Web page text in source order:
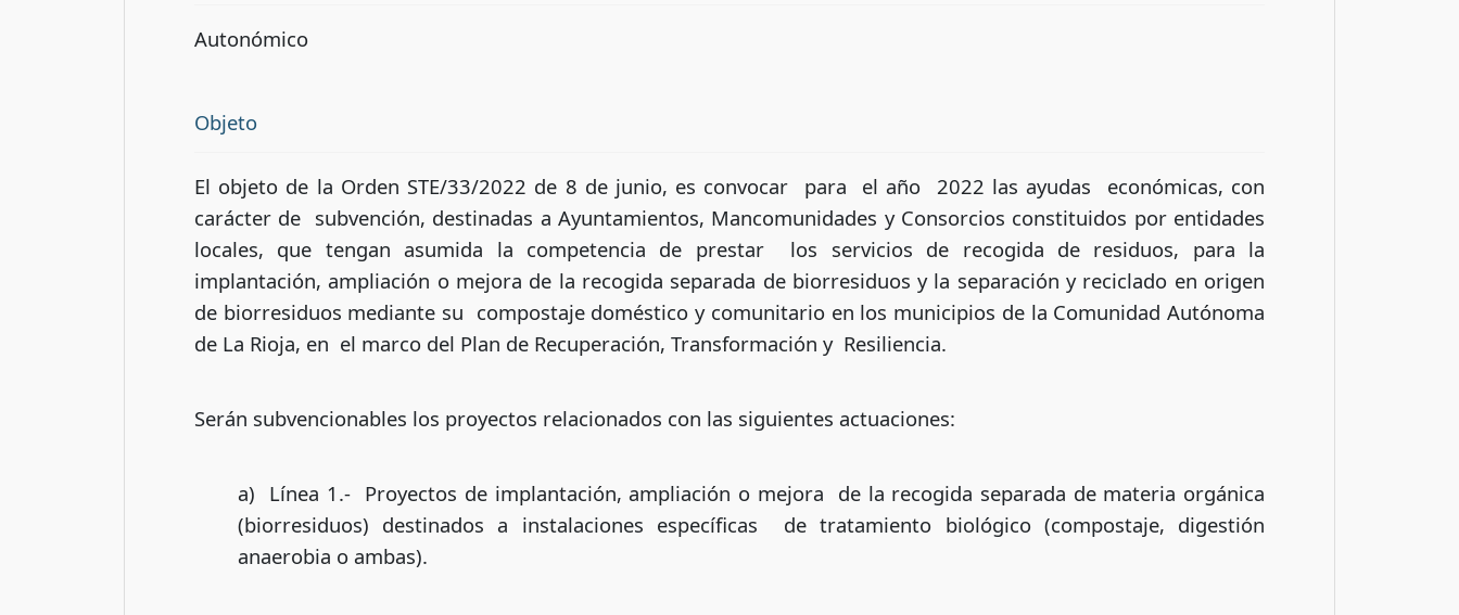
Autonómico
Objeto
El objeto de la Orden STE/33/2022 de 8 de junio, es convocar para el año 2022 las ayudas económicas, con
carácter de subvención, destinadas a Ayuntamientos, Mancomunidades y Consorcios constituidos por entidades
locales, que tengan asumida la competencia de prestar los servicios de recogida de residuos, para la
implantación, ampliación o mejora de la recogida separada de biorresiduos y la separación y reciclado en origen
de biorresiduos mediante su compostaje doméstico y comunitario en los municipios de la Comunidad Autónoma
de La Rioja, en el marco del Plan de Recuperación, Transformación y Resiliencia.
Serán subvencionables los proyectos relacionados con las siguientes actuaciones:
a) Línea 1.- Proyectos de implantación, ampliación o mejora de la recogida separada de materia orgánica
(biorresiduos) destinados a instalaciones específicas de tratamiento biológico (compostaje, digestión
anaerobia o ambas).